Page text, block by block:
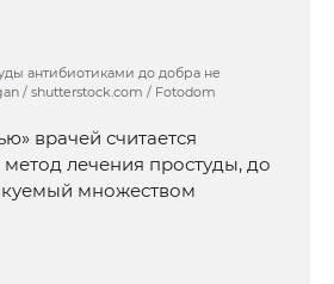
антибиотиками до добра не
/ shutterstock.com / Fotodom
врачей считается
лечения простуды, до
множеством